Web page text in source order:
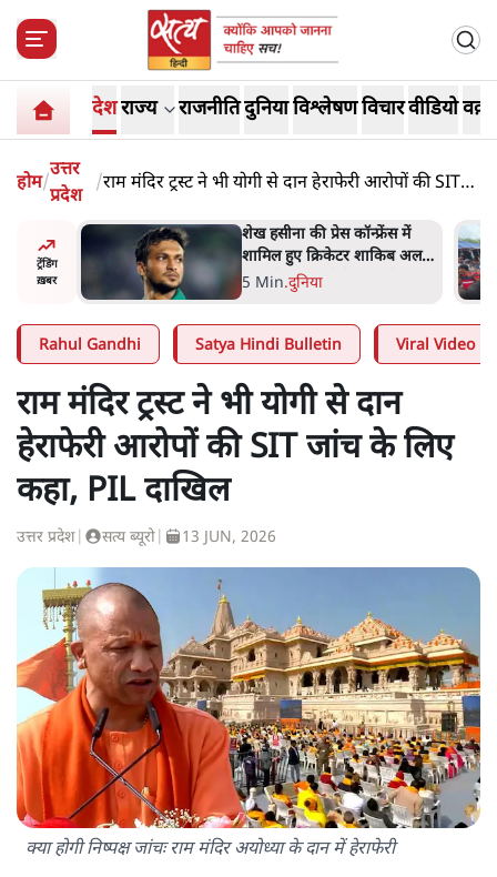
देशराज्य राजनीतिदुनियाविश्लेषणविचारवीडियो
होम/
उत्तर
प्रदेश
/राम मंदिर ट्रस्ट ने भी योगी से दान हेराफेरी आरोपों की SIT
ट्रेंडिंग
ख़बर
अहमद
में बंद
शेख हसीना की प्रेस कॉन्फ्रेंस में
शामिल हुए क्रिकेटर शाकिब अल
हसन के घर पर पेट्रोल बम से हमला
5 Min.दुनिया
Rahul Gandhi Satya Hindi Bulletin Viral Video
राम मंदिर ट्रस्ट ने भी योगी से दान
हेराफेरी आरोपों की SIT जांच के लिए
कहा, PIL दाखिल
उत्तर प्रदेश सत्य ब्यूरो 13 JUN, 2026
क्या होगी निष्पक्ष जांचः राम मंदिर अयोध्या के दान में हेराफेरी